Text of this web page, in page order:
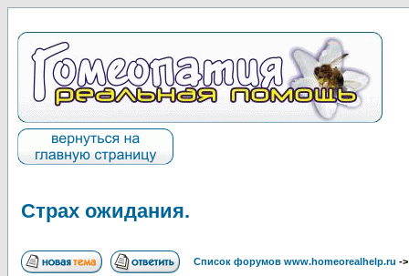
Страх ожидания.
Список форумов www.homeorealhelp.ru -